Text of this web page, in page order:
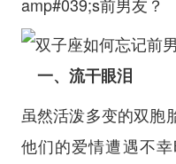
amp#039;s前男友？
一、流干眼泪
虽然活泼多变的双胞
他们的爱情遭遇不